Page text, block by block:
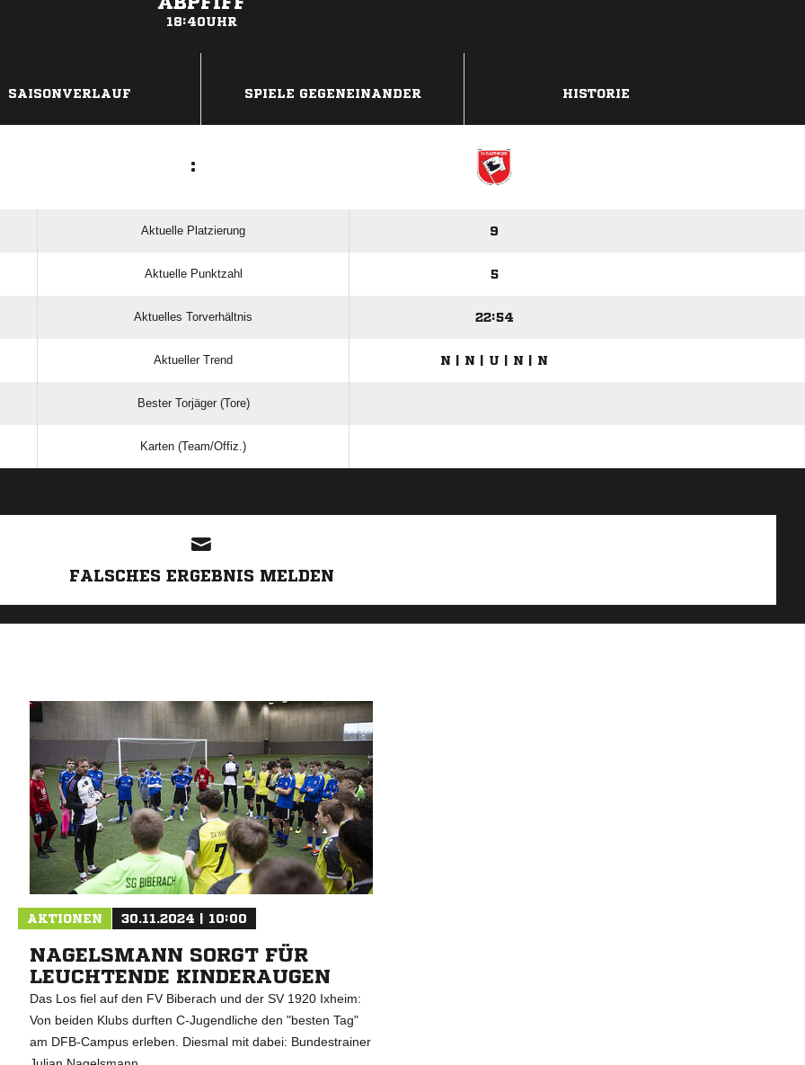
18:40UHR
SAISONVERLAUF SPIELE GEGENEINANDER HISTORIE
:
Aktuelle Platzierung 9
Aktuelle Punktzahl 5
Aktuelles Torverhältnis 22:54
Aktueller Trend N | N | U | N | N
Bester Torjäger (Tore)
Karten (Team/Offiz.)
FALSCHES ERGEBNIS MELDEN
AKTIONEN 30.11.2024 | 10:00
NAGELSMANN SORGT FÜR
LEUCHTENDE KINDERAUGEN
Das Los fiel auf den FV Biberach und der SV 1920 Ixheim:
Von beiden Klubs durften C-Jugendliche den "besten Tag"
am DFB-Campus erleben. Diesmal mit dabei: Bundestrainer